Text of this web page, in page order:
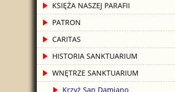
KSIĘŻA NASZEJ PARAFII
PATRON
CARITAS
HISTORIA SANKTUARIUM
WNĘTRZE SANKTUARIUM
Krzyż San Damiano